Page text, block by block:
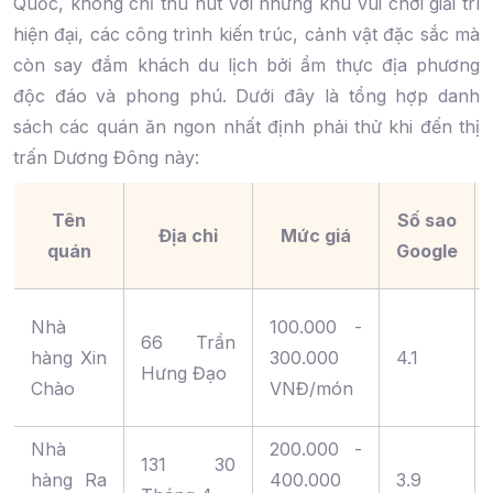
hiện đại, các công trình kiến trúc, cảnh vật đặc sắc mà
còn say đắm khách du lịch bởi ẩm thực địa phương
độc đáo và phong phú. Dưới đây là tổng hợp danh
sách các quán ăn ngon nhất định phải thử khi đến thị
trấn Dương Đông này:
Tên
quán
Địa chỉ Mức giá
Số sao
Google
Nhà
hàng Xin
Chào
66 Trần
Hưng Đạo
100.000 -
300.000
VNĐ/món
4.1
Nhà
hàng Ra
131 30
200.000 -
400.000
3.9